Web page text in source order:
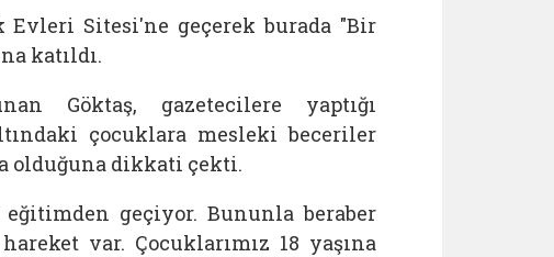
Evleri Sitesi'ne geçerek burada "Bir
katıldı.
Göktaş, gazetecilere yaptığı
çocuklara mesleki beceriler
olduğuna dikkati çekti.
eğitimden geçiyor. Bununla beraber
var. Çocuklarımız 18 yaşına